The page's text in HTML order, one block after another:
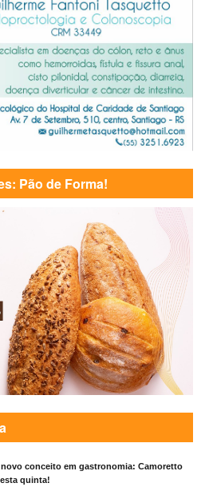
Pão de Forma!
conceito em gastronomia: Camoretto
quinta!